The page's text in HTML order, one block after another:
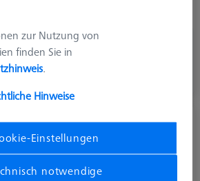
DK0,6 L50
zur Nutzung von
finden Sie in
.
Hinweise
Einstellungen
notwendige